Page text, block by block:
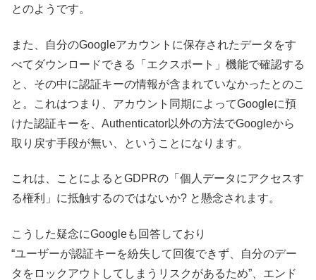
とのようです。
また、自分のGoogleアカウントに保存されたデータをす
べてダウンロードできる「エクスポート」機能で確認する
と、その中に認証キーの情報が含まれていなかったとのこ
と。これはつまり、アカウント同期によってGoogleに預
けた認証キーを、Authenticator以外の方法でGoogleから
取り戻す手段が無い、ということになります。
これは、ことによるとGDPRの「個人データにアクセスす
る権利」に抵触するのではないか? と懸念されます。
こうした疑念にGoogleも回答しており
“ユーザーが認証キーを紛失して回復できず、自分のデー
タをロックアウトしてしまうリスクがあるため”、エンド